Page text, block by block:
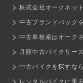
株式会社オークネット
中古ブランドバッグ
中古車検索はオーク
月額中古バイクリー
中古バイクを探すな
レンタルバイクに乗